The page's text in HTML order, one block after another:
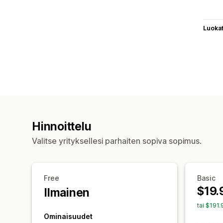
Luokat
Hinnoittelu
Valitse yrityksellesi parhaiten sopiva sopimus.
Free
Ilmainen
Ominaisuudet
Basic
tai